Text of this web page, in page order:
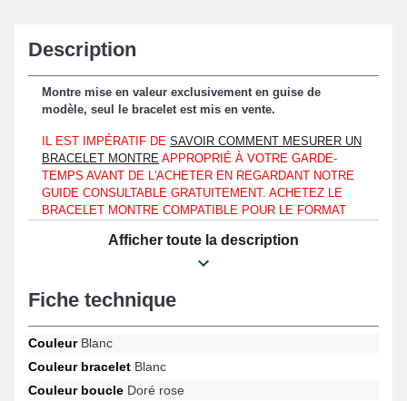
Description
Montre mise en valeur exclusivement en guise de
modèle, seul le bracelet est mis en vente.
IL EST IMPÉRATIF DE SAVOIR COMMENT MESURER UN
BRACELET MONTRE APPROPRIÉ À VOTRE GARDE-
TEMPS AVANT DE L'ACHETER EN REGARDANT NOTRE
GUIDE CONSULTABLE GRATUITEMENT. ACHETEZ LE
BRACELET MONTRE COMPATIBLE POUR LE FORMAT
CETTE MÉTHODE, QUE VOTRE MONTRE CLASSIQUE
SOIT SEMBLABLE À UNE TOMMY HILFIGER, SKAGEN
Combinable exclusivement à un entre-corne avec un boîtier
d'une largeur de 14mm.
remplacer un bracelet de montre usagé ou cassé étant composé
de cuir véritable. De type ardillon, l'attache doré rose garantit une
Afficher toute la description
Fiche technique
CouleurBlanc
Couleur bracelet Blanc
Couleur boucle Doré rose